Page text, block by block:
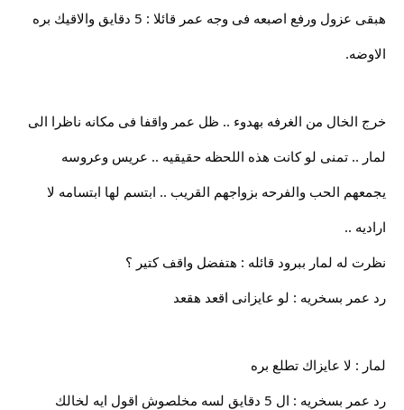
هبقى عزول ورفع اصبعه فى وجه عمر قائلا : 5 دقايق والاقيك بره
الاوضه.
خرج الخال من الغرفه بهدوء .. ظل عمر واقفا فى مكانه ناظرا الى
لمار .. تمنى لو كانت هذه اللحظه حقيقيه .. عريس وعروسه
يجمعهم الحب والفرحه بزواجهم القريب .. ابتسم لها ابتسامه لا
اراديه ..
نظرت له لمار ببرود قائله : هتفضل واقف كتير ؟
رد عمر بسخريه : لو عايزانى اقعد هقعد
لمار : لا عايزاك تطلع بره
رد عمر بسخريه : ال 5 دقايق لسه مخلصوش اقول ايه لخالك